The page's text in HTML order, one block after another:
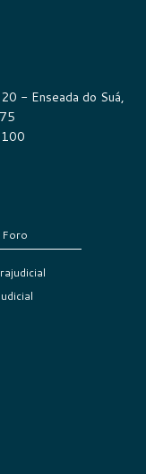
- Enseada do Suá,
Foro